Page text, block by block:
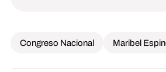
Congreso Nacional Maribel